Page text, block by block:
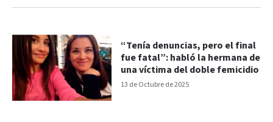
13 de Octubre de 2025
“Tenía denuncias, pero el final
fue fatal”: habló la hermana de
una víctima del doble femicidio